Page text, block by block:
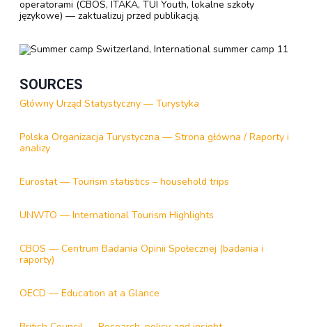
operatorami (CBOS, ITAKA, TUI Youth, lokalne szkoły
językowe) — zaktualizuj przed publikacją.
SOURCES
Główny Urząd Statystyczny — Turystyka
Polska Organizacja Turystyczna — Strona główna / Raporty i
analizy
Eurostat — Tourism statistics – household trips
UNWTO — International Tourism Highlights
CBOS — Centrum Badania Opinii Społecznej (badania i
raporty)
OECD — Education at a Glance